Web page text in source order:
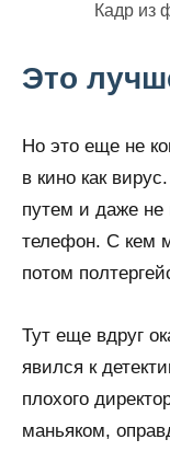
Кадр из
Это
Но это еще не
в кино как
путем и даже не
телефон. С кем
потом
Тут еще вдруг
явился к
плохого
маньяком,